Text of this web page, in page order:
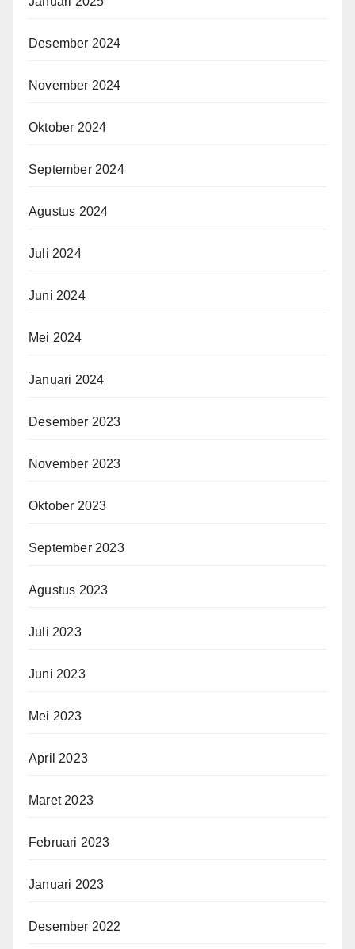
Desember 2024
November 2024
Oktober 2024
September 2024
Agustus 2024
Juli 2024
Juni 2024
Mei 2024
Januari 2024
Desember 2023
November 2023
Oktober 2023
September 2023
Agustus 2023
Juli 2023
Juni 2023
Mei 2023
April 2023
Maret 2023
Februari 2023
Januari 2023
Desember 2022